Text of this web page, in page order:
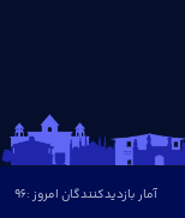
آمار بازدیدکنندگان امروز :96